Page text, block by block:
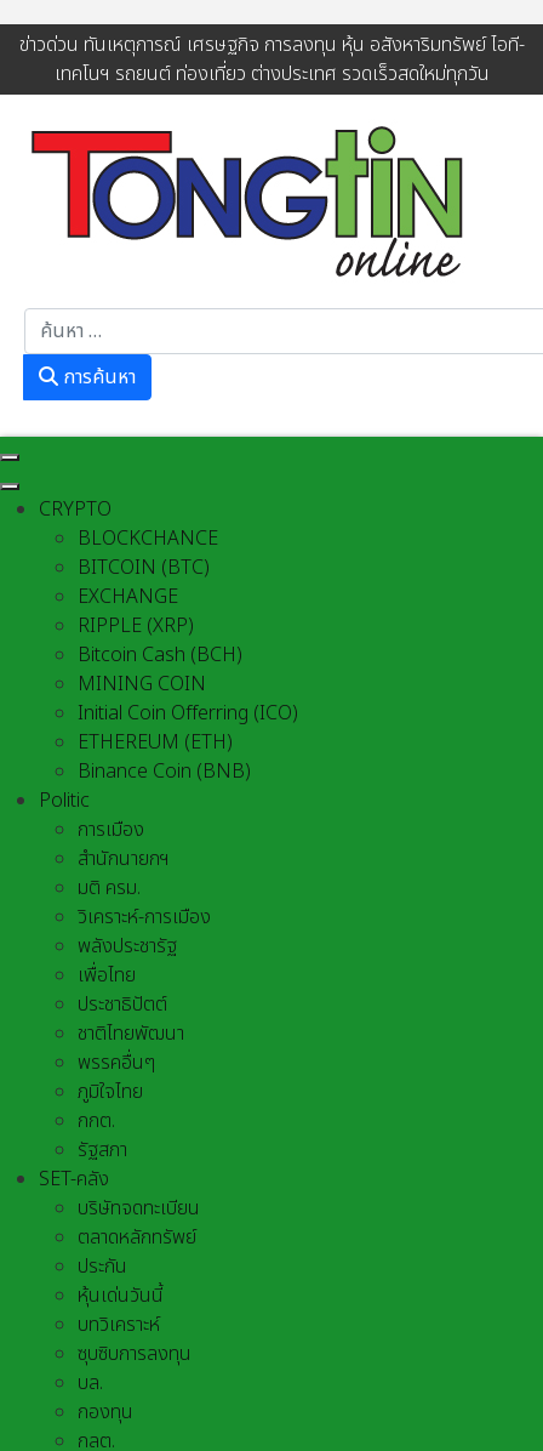
ข่าวด่วน ทันเหตุการณ์ เศรษฐกิจ การลงทุน หุ้น อสังหาริมทรัพย์ ไอที-
เทคโนฯ รถยนต์ ท่องเที่ยว ต่างประเทศ รวดเร็วสดใหม่ทุกวัน
การค้นหา
CRYPTO
BLOCKCHANCE
BITCOIN (BTC)
EXCHANGE
RIPPLE (XRP)
Bitcoin Cash (BCH)
MINING COIN
Initial Coin Offerring (ICO)
ETHEREUM (ETH)
Binance Coin (BNB)
Politic
การเมือง
สำนักนายกฯ
มติ ครม.
วิเคราะห์-การเมือง
พลังประชารัฐ
เพื่อไทย
ประชาธิปัตต์
ชาติไทยพัฒนา
พรรคอื่นๆ
ภูมิใจไทย
กกต.
รัฐสภา
SET-คลัง
บริษัทจดทะเบียน
ตลาดหลักทรัพย์
ประกัน
หุ้นเด่นวันนี้
บทวิเคราะห์
ซุบซิบการลงทุน
บล.
กองทุน
กลต.